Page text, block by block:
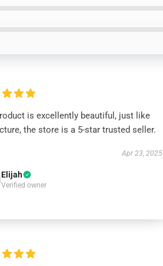
is excellently beautiful, just like
the store is a 5-star trusted seller.
Apr 23, 2025
Elijah
Verified owner